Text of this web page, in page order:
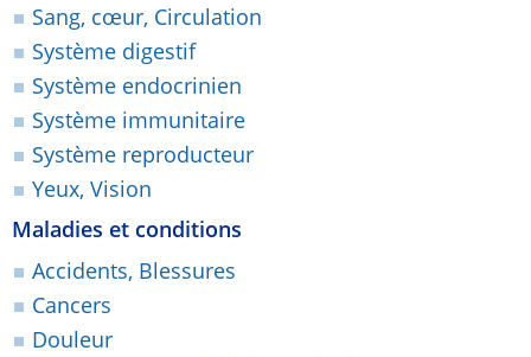
Sang, cœur, Circulation
Système digestif
Système endocrinien
Système immunitaire
Système reproducteur
Yeux, Vision
Maladies et conditions
Accidents, Blessures
Cancers
Douleur